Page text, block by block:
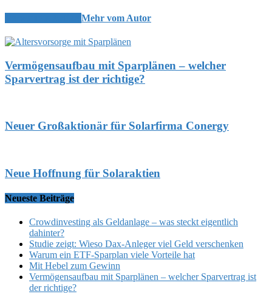
Mehr vom Autor
Vermögensaufbau mit Sparplänen – welcher
Sparvertrag ist der richtige?
Neuer Großaktionär für Solarfirma Conergy
Neue Hoffnung für Solaraktien
Neueste Beiträge
Crowdinvesting als Geldanlage – was steckt eigentlich
dahinter?
Studie zeigt: Wieso Dax-Anleger viel Geld verschenken
Warum ein ETF-Sparplan viele Vorteile hat
Mit Hebel zum Gewinn
Vermögensaufbau mit Sparplänen – welcher Sparvertrag ist
der richtige?